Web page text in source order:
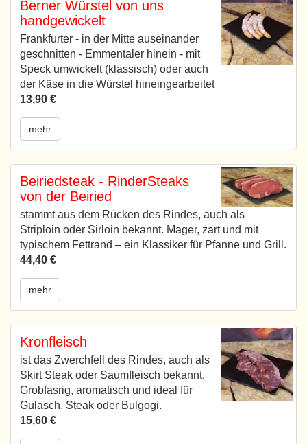
Berner Würstel von uns
handgewickelt
Frankfurter - in der Mitte auseinander
geschnitten - Emmentaler hinein - mit
Speck umwickelt (klassisch) oder auch
der Käse in die Würstel hineingearbeitet
13,90 €
mehr
Beiriedsteak - RinderSteaks
von der Beiried
stammt aus dem Rücken des Rindes, auch als
Striploin oder Sirloin bekannt. Mager, zart und mit
typischem Fettrand – ein Klassiker für Pfanne und Grill.
44,40 €
mehr
Kronfleisch
ist das Zwerchfell des Rindes, auch als
Skirt Steak oder Saumfleisch bekannt.
Grobfasrig, aromatisch und ideal für
Gulasch, Steak oder Bulgogi.
15,60 €